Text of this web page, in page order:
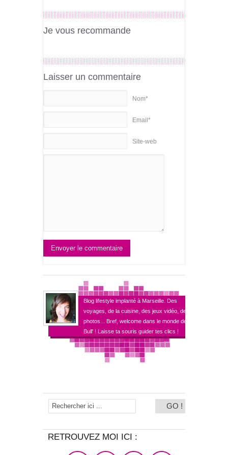
Je vous recommande
Laisser un commentaire
Nom*
Email*
Site-web
Envoyer le commentaire
Blog lifestyle implanté à Marseille. Des
voyages, de la cuisine, des jeux vidéo, des
photos... Bref, welcome dans le monde de
Bull' ! Laisse ta souris guider tes clics !
RETROUVEZ MOI ICI :